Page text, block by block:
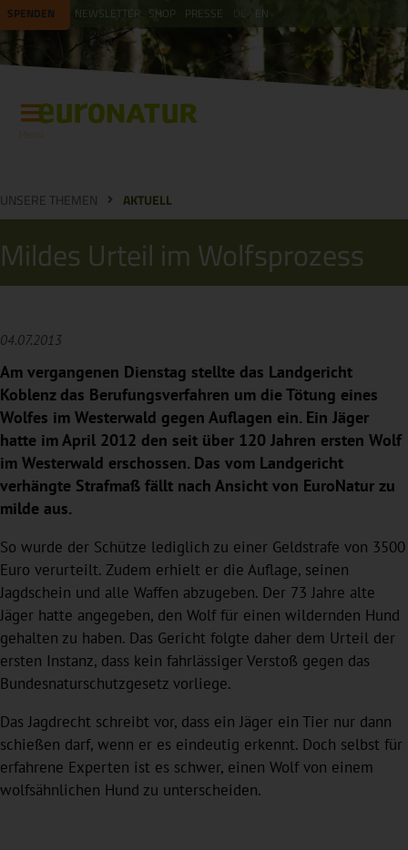
SPENDEN NEWSLETTER SHOP PRESSE EN
UNSERE THEMEN AKTUELL
Mildes Urteil im Wolfsprozess
04.07.2013
Am vergangenen Dienstag stellte das Landgericht
Koblenz das Berufungsverfahren um die Tötung eines
Wolfes im Westerwald gegen Auflagen ein. Ein Jäger
hatte im April 2012 den seit über 120 Jahren ersten Wolf
im Westerwald erschossen. Das vom Landgericht
verhängte Strafmaß fällt nach Ansicht von EuroNatur zu
milde aus.
So wurde der Schütze lediglich zu einer Geldstrafe von 3500
Euro verurteilt. Zudem erhielt er die Auflage, seinen
Jagdschein und alle Waffen abzugeben. Der 73 Jahre alte
Jäger hatte angegeben, den Wolf für einen wildernden Hund
gehalten zu haben. Das Gericht folgte daher dem Urteil der
ersten Instanz, dass kein fahrlässiger Verstoß gegen das
Bundesnaturschutzgesetz vorliege.
Das Jagdrecht schreibt vor, dass ein Jäger ein Tier nur dann
schießen darf, wenn er es eindeutig erkennt. Doch selbst für
erfahrene Experten ist es schwer, einen Wolf von einem
wolfsähnlichen Hund zu unterscheiden.